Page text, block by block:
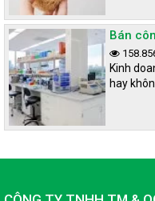
Bán
Kinh
hay